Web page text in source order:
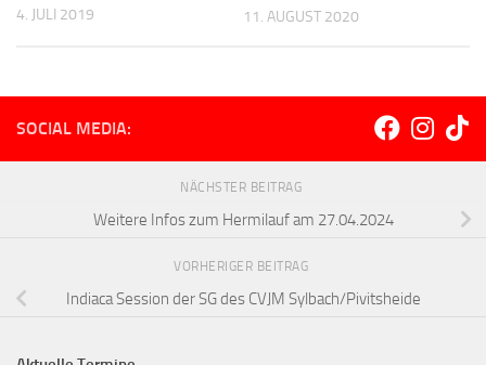
4. JULI 2019 11. AUGUST 2020
SOCIAL MEDIA:
NÄCHSTER BEITRAG
Weitere Infos zum Hermilauf am 27.04.2024
VORHERIGER BEITRAG
Indiaca Session der SG des CVJM Sylbach/Pivitsheide